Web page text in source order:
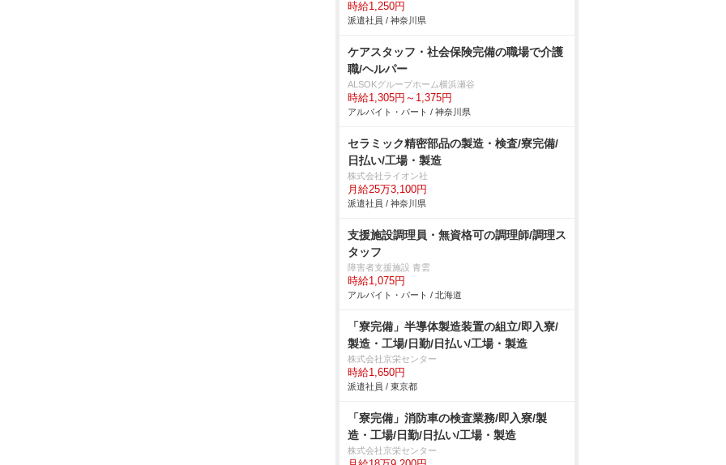
時給1,250円
派遣社員 / 神奈川県
ケアスタッフ・社会保険完備の職場で介護
職/ヘルパー
ALSOKグループホーム横浜瀬谷
時給1,305円～1,375円
アルバイト・パート / 神奈川県
セラミック精密部品の製造・検査/寮完備/
日払い/工場・製造
株式会社ライオン社
月給25万3,100円
派遣社員 / 神奈川県
支援施設調理員・無資格可の調理師/調理ス
タッフ
障害者支援施設 青雲
時給1,075円
アルバイト・パート / 北海道
「寮完備」半導体製造装置の組立/即入寮/
製造・工場/日勤/日払い/工場・製造
株式会社京栄センター
時給1,650円
派遣社員 / 東京都
「寮完備」消防車の検査業務/即入寮/製
造・工場/日勤/日払い/工場・製造
株式会社京栄センター